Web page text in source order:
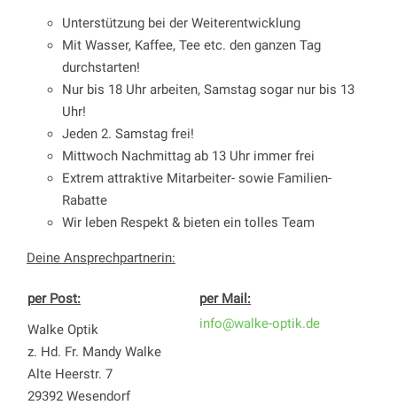
Unterstützung bei der Weiterentwicklung
Mit Wasser, Kaffee, Tee etc. den ganzen Tag
durchstarten!
Nur bis 18 Uhr arbeiten, Samstag sogar nur bis 13
Uhr!
Jeden 2. Samstag frei!
Mittwoch Nachmittag ab 13 Uhr immer frei
Extrem attraktive Mitarbeiter- sowie Familien-
Rabatte
Wir leben Respekt & bieten ein tolles Team
Deine Ansprechpartnerin:
per Post:
per Mail:
Walke Optik
z. Hd. Fr. Mandy Walke
Alte Heerstr. 7
29392 Wesendorf
info@walke-optik.de